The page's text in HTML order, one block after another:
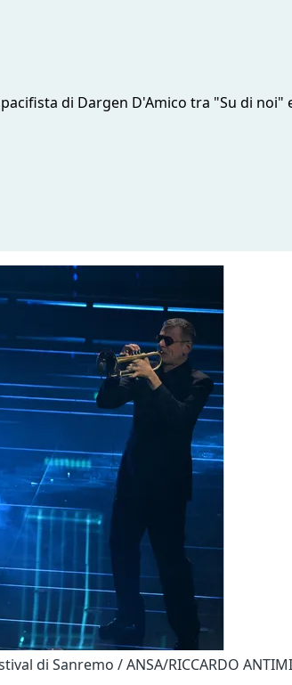
di Dargen D'Amico tra "Su di
di Sanremo / ANSA/RICCARDO